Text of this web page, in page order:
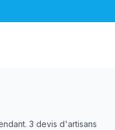
3 devis d'artisans